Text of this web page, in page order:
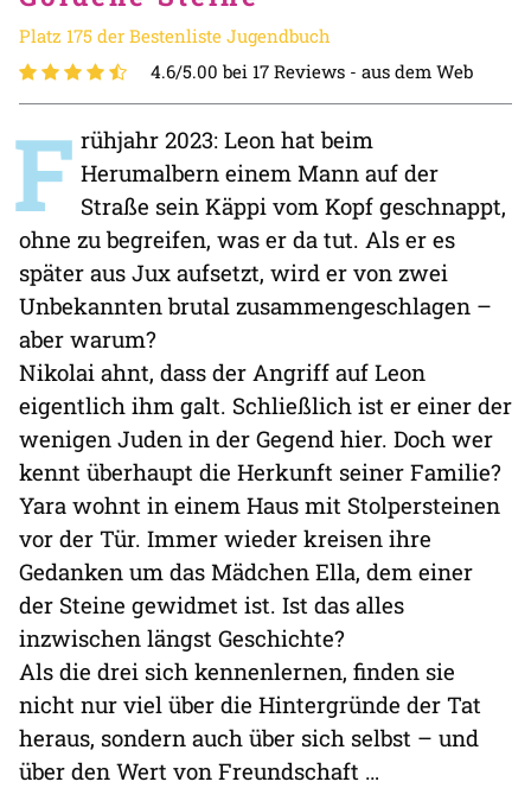
Platz 175 der Bestenliste Jugendbuch
4.6/5.00 bei 17 Reviews - aus dem Web
F rühjahr 2023: Leon hat beim
Herumalbern einem Mann auf der
Straße sein Käppi vom Kopf geschnappt,
ohne zu begreifen, was er da tut. Als er es
später aus Jux aufsetzt, wird er von zwei
Unbekannten brutal zusammengeschlagen –
aber warum?
Nikolai ahnt, dass der Angriff auf Leon
eigentlich ihm galt. Schließlich ist er einer der
wenigen Juden in der Gegend hier. Doch wer
kennt überhaupt die Herkunft seiner Familie?
Yara wohnt in einem Haus mit Stolpersteinen
vor der Tür. Immer wieder kreisen ihre
Gedanken um das Mädchen Ella, dem einer
der Steine gewidmet ist. Ist das alles
inzwischen längst Geschichte?
Als die drei sich kennenlernen, finden sie
nicht nur viel über die Hintergründe der Tat
heraus, sondern auch über sich selbst – und
über den Wert von Freundschaft …